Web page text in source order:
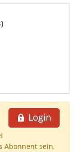
Login
Abonnent sein,